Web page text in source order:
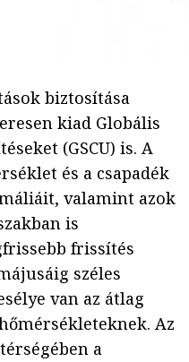
biztosítása
kiad Globális
(GSCU) is. A
és a csapadék
valamint azok
is
frissítés
széles
van az átlag
Az
a